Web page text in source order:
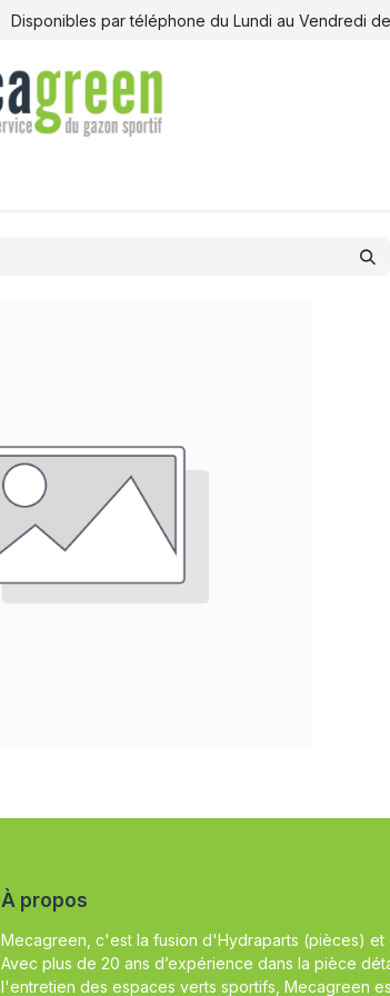
Disponibles par téléphone du Lundi au Vendredi
À propos
Mecagreen, c'est la fusion d'Hydraparts (pièces) et
Avec plus de 20 ans d’expérience dans la pièce
l'entretien des espaces verts sportifs, Mecagreen